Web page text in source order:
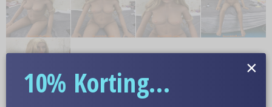
10% Korting... ×